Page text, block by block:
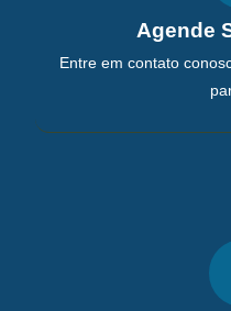
Agende
Entre em contato